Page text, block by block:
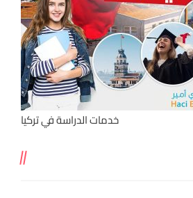
خدمات الدراسة في تركيا